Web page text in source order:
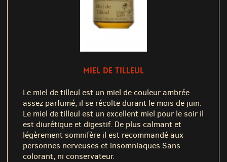
MIEL DE TILLEUL
Le miel de tilleul est un miel de couleur ambrée
assez parfumé, il se récolte durant le mois de juin.
Le miel de tilleul est un excellent miel pour le soir il
est diurétique et digestif. De plus calmant et
légèrement somnifère il est recommandé aux
personnes nerveuses et insomniaques Sans
colorant, ni conservateur.